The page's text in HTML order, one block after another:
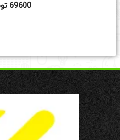
69600 تومان